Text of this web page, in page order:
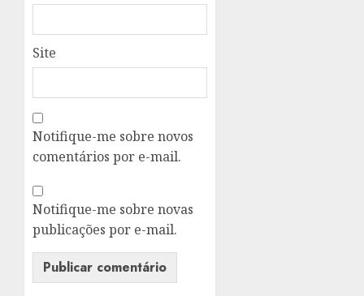
Site
Notifique-me sobre novos
comentários por e-mail.
Notifique-me sobre novas
publicações por e-mail.